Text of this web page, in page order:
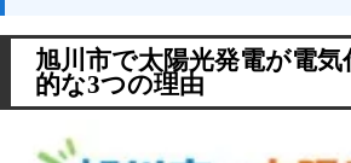
3-3. 注意点②：寒冷地対応の周辺機
4. 旭川市で使える太陽光発電の補
4-1. 国の補助金（住宅省エネ2026キ
旭川市で太陽光発電が電
的な3つの理由